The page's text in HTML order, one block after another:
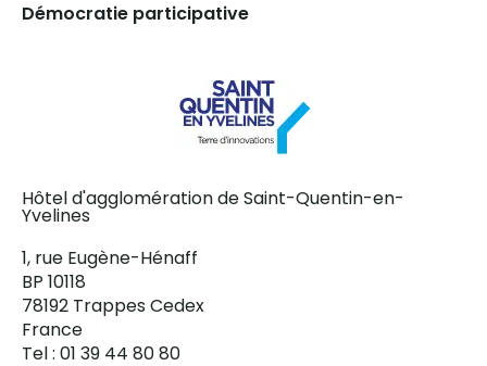
Démocratie participative
Hôtel d'agglomération de Saint-Quentin-en-
Yvelines
1, rue Eugène-Hénaff
BP 10118
78192 Trappes Cedex
France
Tel : 01 39 44 80 80